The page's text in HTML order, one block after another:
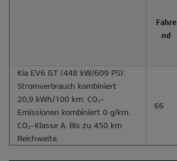
Fahre
nd
Kia EV6 GT (448 kW/609 PS):
Stromverbrauch kombiniert
20,9 kWh/100 km. CO₂-
Emissionen kombiniert 0 g/km.
CO₂-Klasse A. Bis zu 450 km
Reichweite.
66